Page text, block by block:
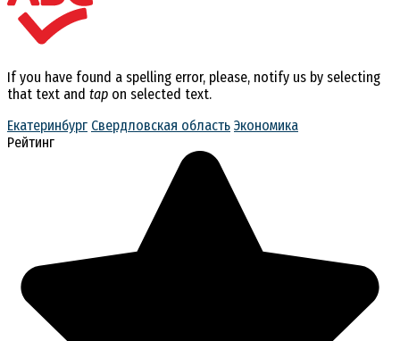
If you have found a spelling error, please, notify us by selecting
that text and tap on selected text.
Екатеринбург Свердловская область Экономика
Рейтинг